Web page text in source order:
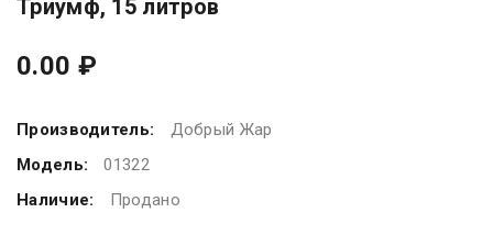
Триумф, 15 литров
0.00 ₽
Производитель:
Добрый Жар
Модель:
01322
Наличие:
Продано